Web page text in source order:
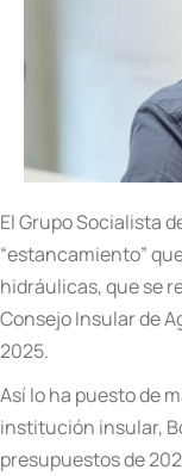
El Grupo Socialista
“estancamiento”
hidráulicas, que se
Consejo Insular de
2025.
Así lo ha puesto de
institución insular,
presupuestos de